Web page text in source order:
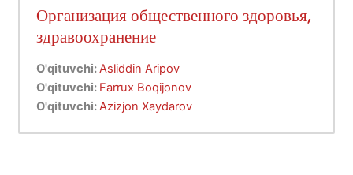
Организация общественного здоровья,
здравоохранение
O'qituvchi:Asliddin Aripov
O'qituvchi: Farrux Boqijonov
O'qituvchi:Azizjon Xaydarov